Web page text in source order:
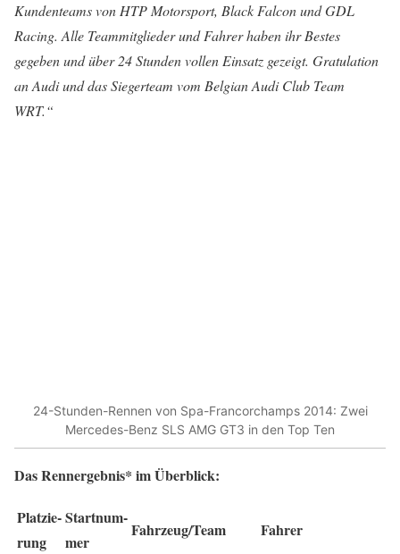
Kundenteams von HTP Motorsport, Black Falcon und GDL
Racing. Alle Teammitglieder und Fahrer haben ihr Bestes
gegeben und über 24 Stunden vollen Einsatz gezeigt. Gratulation
an Audi und das Siegerteam vom Belgian Audi Club Team
WRT.“
24-Stunden-Rennen von Spa-Francorchamps 2014: Zwei
Mercedes-Benz SLS AMG GT3 in den Top Ten
Das Rennergebnis* im Überblick:
Platzie­
rung
Startnum­
mer
Fahrzeug/Team Fahrer